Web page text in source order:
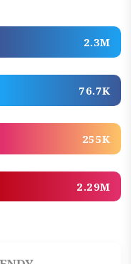
2.3M
76.7K
255K
2.29M